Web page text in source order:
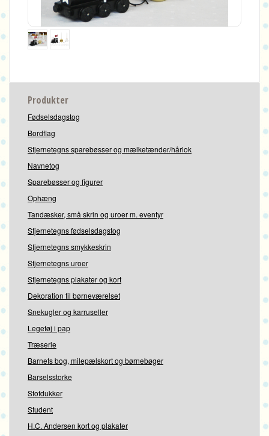
Produkter
Fødselsdagstog
Bordflag
Stjernetegns sparebøsser og mælketænder/hårlok
Navnetog
Sparebøsser og figurer
Ophæng
Tandæsker, små skrin og uroer m. eventyr
Stjernetegns fødselsdagstog
Stjernetegns smykkeskrin
Stjernetegns uroer
Stjernetegns plakater og kort
Dekoration til børneværelset
Snekugler og karruseller
Legetøj i pap
Træserie
Barnets bog, milepælskort og børnebøger
Barselsstorke
Stofdukker
Student
H.C. Andersen kort og plakater